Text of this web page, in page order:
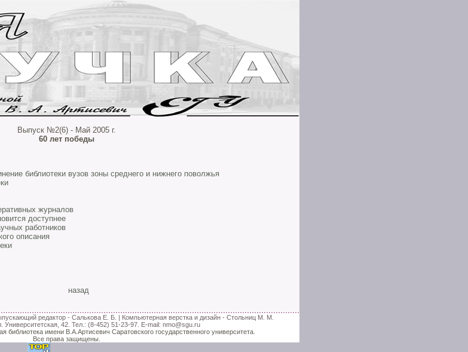
Выпуск №2(6) - Май 2005 г.
60 лет победы
библиотеки вузов зоны среднего и нижнего поволжья
журналов
доступнее
работников
описания
назад
редактор - Салькова Е. Б. | Компьютерная верстка и дизайн - Стольниц М. М.
Университетская, 42. Тел.: (8-452) 51-23-97. E-mail: nmo@sgu.ru
библиотека имени В.А.Артисевич Саратовского государственного университета.
Все права защищены.